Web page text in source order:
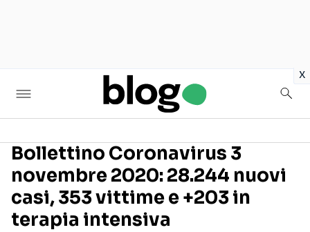
x
Seguici sui social
Bollettino Coronavirus 3
novembre 2020: 28.244 nuovi
casi, 353 vittime e +203 in
terapia intensiva